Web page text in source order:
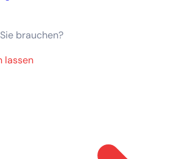
brauchen?
lassen